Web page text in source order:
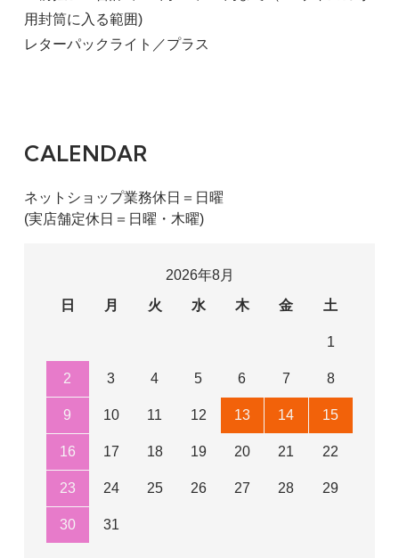
用封筒に入る範囲)
レターパックライト／プラス
CALENDAR
ネットショップ業務休日＝日曜
(実店舗定休日＝日曜・木曜)
2026年8月
日
月 火 水 木 金 土
1
2 3 4 5 6 7 8
9 10 11 12 13 14 15
16 17 18 19 20 21 22
23 24 25 26 27 28 29
30 31